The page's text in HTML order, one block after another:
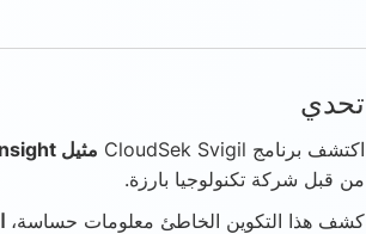
تحدي
اكتشف برنامج CloudSek Svigil مثيل RedisInsight غير المصادق في نظام البائع
من قبل شركة تكنولوجيا بارزة.
كشف هذا التكوين الخاطئ معلومات حساسة،